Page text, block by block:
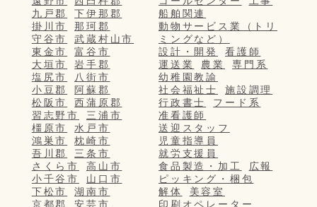
九戸郡
下伊那郡
掛川市
那珂郡
守谷市
武蔵村山市
東金市
富谷市
大垣市
岩手郡
塩尻市
八街市
小豆郡
阿蘇郡
松阪市
西蒲原郡
習志野市
三浦市
橿原市
水戸市
鴻巣市
枕崎市
吾川郡
三条市
さくら市
高山市
小千谷市
山口市
下松市
湖南市
京都郡
安芸市
船舶関連
動物サービス業（トリ
ミングなど）
設計・開発
看護師
運送業
農業
専門系
幼稚園教諭
社会福祉士
施設調理
行政書士
フード系
准看護師
送迎スタッフ
児童指導員
就労支援員
食品製造・加工
広報
ピッキング・梱包
解体
美容室
印刷オペレーター